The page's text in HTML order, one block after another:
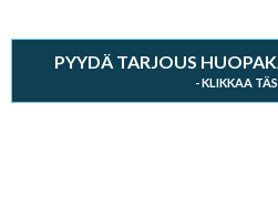
PYYDÄ TARJOUS